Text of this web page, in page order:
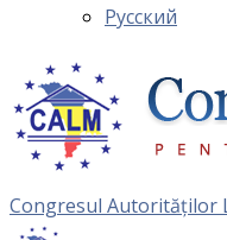
Русский
Congresul Autorităţilor